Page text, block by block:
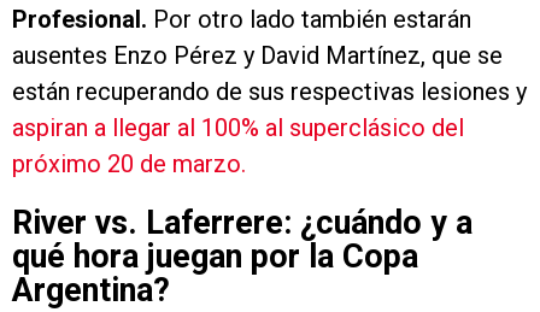
Profesional. Por otro lado también estarán
ausentes Enzo Pérez y David Martínez, que se
están recuperando de sus respectivas lesiones y
aspiran a llegar al 100% al superclásico del
próximo 20 de marzo.
River vs. Laferrere: ¿cuándo y a
qué hora juegan por la Copa
Argentina?